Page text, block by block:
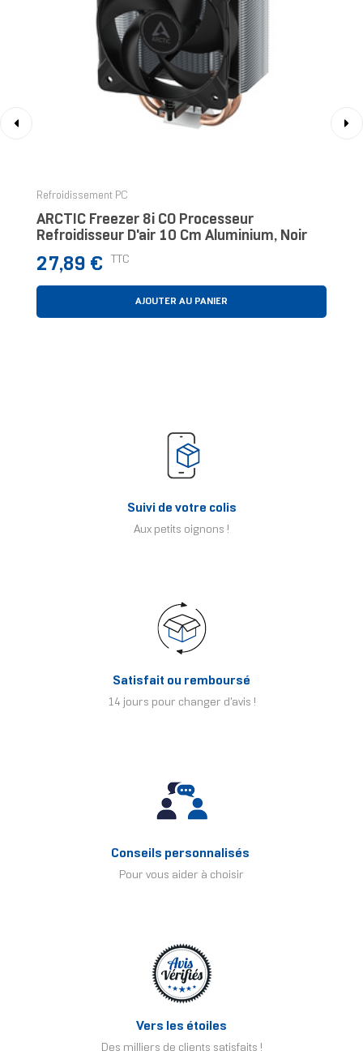
Refroidissement PC
ARCTIC Freezer 8i CO Processeur
Refroidisseur D'air 10 Cm Aluminium, Noir
Prix
27,89 € TTC
AJOUTER AU PANIER
Suivi de votre colis
Aux petits oignons !
Satisfait ou remboursé
14 jours pour changer d'avis !
Conseils personnalisés
Pour vous aider à choisir
Vers les étoiles
Des milliers de clients satisfaits !